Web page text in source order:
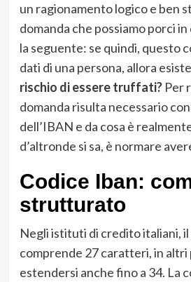
un ragionamento logico e ben
domanda che possiamo porci
la seguente: se quindi, questo
dati di una persona, allora
rischio di essere truffati?Per
domanda risulta necessario
dell’IBAN e da cosa è
d’altronde si sa, è normare
Codice Iban:
strutturato
Negli istituti di credito italiani,
comprende 27 caratteri, in altri
estendersi anche fino a 34. La